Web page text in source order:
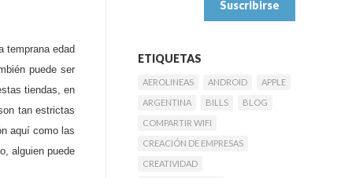
temprana edad
puede ser
tiendas, en
tan estrictas
aquí como las
alguien puede
ETIQUETAS
AEROLINEAS ANDROID
APPLE
ARGENTINA
BILLS
BLOG
COMPARTIR WIFI
CREACIÓN DE EMPRESAS
CREATIVIDAD